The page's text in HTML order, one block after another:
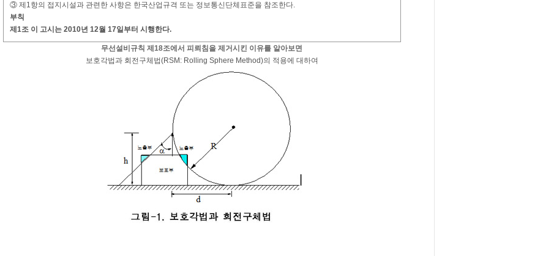
③ 제1항의 접지시설과 관련한 사항은 한국산업규격 또는 정보통신단체표준을 참조한다.
부칙
제1조 이 고시는 2010년 12월 17일부터 시행한다.
무선설비규칙 제18조에서 피뢰침을 제거시킨 이유를 알아보면
보호각법과 회전구체법(RSM: Rolling Sphere Method)의 적용에 대하여